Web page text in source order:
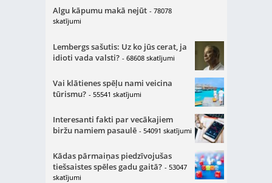
Algu kāpumu makā nejūt - 78078
skatījumi
Lembergs sašutis: Uz ko jūs cerat, ja
idioti vada valsti? - 68608 skatījumi
Vai klātienes spēļu nami veicina
tūrismu? - 55541 skatījumi
Interesanti fakti par vecākajiem
biržu namiem pasaulē - 54091 skatījumi
Kādas pārmaiņas piedzīvojušas
tiešsaistes spēles gadu gaitā? - 53047
skatījumi